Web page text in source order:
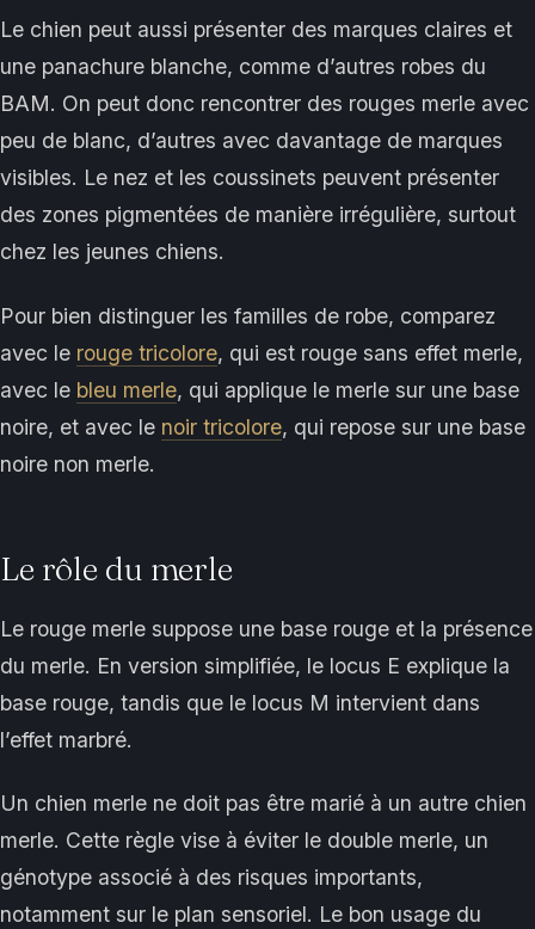
Le chien peut aussi présenter des marques claires et
une panachure blanche, comme d’autres robes du
BAM. On peut donc rencontrer des rouges merle avec
peu de blanc, d’autres avec davantage de marques
visibles. Le nez et les coussinets peuvent présenter
des zones pigmentées de manière irrégulière, surtout
chez les jeunes chiens.
Pour bien distinguer les familles de robe, comparez
avec le rouge tricolore, qui est rouge sans effet merle,
avec le bleu merle, qui applique le merle sur une base
noire, et avec le noir tricolore, qui repose sur une base
noire non merle.
Le rôle du merle
Le rouge merle suppose une base rouge et la présence
du merle. En version simplifiée, le locus E explique la
base rouge, tandis que le locus M intervient dans
l’effet marbré.
Un chien merle ne doit pas être marié à un autre chien
merle. Cette règle vise à éviter le double merle, un
génotype associé à des risques importants,
notamment sur le plan sensoriel. Le bon usage du